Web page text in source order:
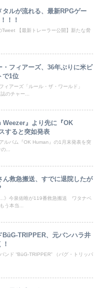
私「血まみれで何してるんですか！？」婆さん「腕が抜けないのよ…助けて！」→帰宅したら玄関前がとんでもない修羅場になっていて…
！
日本の商船が中国に臨検された場合は「台湾軍が対応」と台湾軍トップ！
海外「全部日本の真似だったのか…」 日本の普通のテレビ番組が最新SNSの数十年先を行っていたと話題に
【画像】ホロライブ、再生数がえげつないほど落ちてしまう……にじさんじは上がってるのに何故？
タルが流れる、最新RPGゲー
！！
【最新トレーラー公開】新たな脅
・フィアーズ、36年ぶりに米ビ
で1位
ィアーズ「ルール・ザ・ワールド」
のチャー...
Weezer』より先に『OK
すると突如発表
ルバム『OK Human』の1月末発表を突
の...
ん救急搬送、すでに退院したが
》今泉佑唯が119番救急搬送 ワタナベ
う本当...
BüG-TRIPPER、元バンハラ井
ンド “BüG-TRIPPER” （バグ・トリッパ